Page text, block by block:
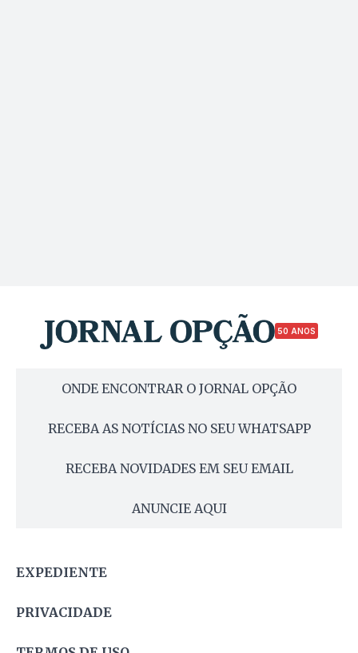
50 ANOS
ONDE ENCONTRAR O JORNAL OPÇÃO
RECEBA AS NOTÍCIAS NO SEU WHATSAPP
RECEBA NOVIDADES EM SEU EMAIL
ANUNCIE AQUI
EXPEDIENTE
PRIVACIDADE